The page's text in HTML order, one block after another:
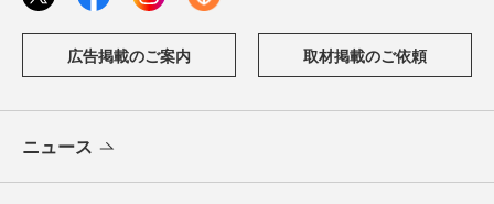
広告掲載のご案内 取材掲載のご依頼
ニュース